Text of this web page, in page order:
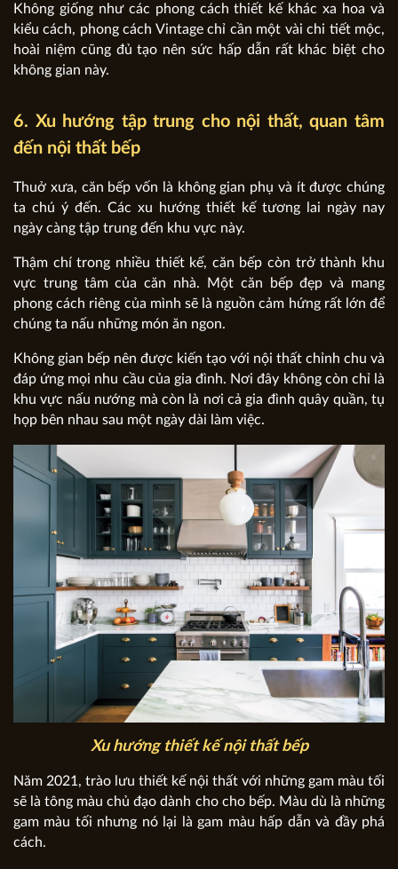
Không giống như các phong cách thiết kế khác xa hoa và
kiểu cách, phong cách Vintage chỉ cần một vài chi tiết mộc,
hoài niệm cũng đủ tạo nên sức hấp dẫn rất khác biệt cho
không gian này.
6. Xu hướng tập trung cho nội thất, quan tâm
đến nội thất bếp
Thuở xưa, căn bếp vốn là không gian phụ và ít được chúng
ta chú ý đến. Các xu hướng thiết kế tương lai ngày nay
ngày càng tập trung đến khu vực này.
Thậm chí trong nhiều thiết kế, căn bếp còn trở thành khu
vực trung tâm của căn nhà. Một căn bếp đẹp và mang
phong cách riêng của mình sẽ là nguồn cảm hứng rất lớn để
chúng ta nấu những món ăn ngon.
Không gian bếp nên được kiến tạo với nội thất chỉnh chu và
đáp ứng mọi nhu cầu của gia đình. Nơi đây không còn chỉ là
khu vực nấu nướng mà còn là nơi cả gia đình quây quần, tụ
họp bên nhau sau một ngày dài làm việc.
Xu hướng thiết kế nội thất bếp
Năm 2021, trào lưu thiết kế nội thất với những gam màu tối
sẽ là tông màu chủ đạo dành cho cho bếp. Màu dù là những
gam màu tối nhưng nó lại là gam màu hấp dẫn và đầy phá
cách.